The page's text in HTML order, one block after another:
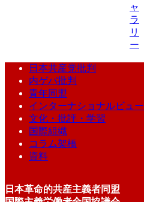
ャ
ラ
リ
ー
日本共産党批判
内ゲバ批判
青年同盟
インターナショナルビュー
文化・批評・学習
国際組織
コラム架橋
資料
日本革命的共産主義者同盟